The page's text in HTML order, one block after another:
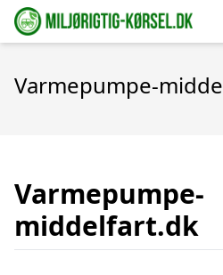
Varmepumpe-
Varmepumpe-
middelfart.dk